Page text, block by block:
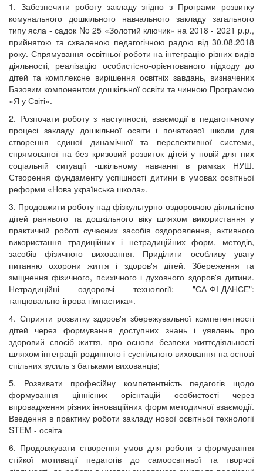
1. Забезпечити роботу закладу згідно з Програми розвитку
комунального дошкільного навчального закладу загального
типу ясла - садок No 25 «Золотий ключик» на 2018 - 2021 p.p.,
прийнятою та схваленою педагогічною радою від 30.08.2018
року. Спрямування освітньої роботи на інтеграцію різних видів
діяльності, реалізацію особистісно-орієнтованого підходу до
дітей та комплексне вирішення освітніх завдань, визначених
Базовим компонентом дошкільної освіти та чинною Програмою
«Я у Світі».
2. Розпочати роботу з наступності, взаємодії в педагогічному
процесі закладу дошкільної освіти і початкової школи для
створення єдиної динамічної та перспективної системи,
спрямованої на без кризовий розвиток дітей у новій для них
соціальній ситуації -шкільному навчанні в рамках НУШ.
Створення фундаменту успішності дитини в умовах освітньої
реформи «Нова українська школа».
3. Продовжити роботу над фізкультурно-оздоровчою діяльністю
дітей раннього та дошкільного віку шляхом використання у
практичній роботі сучасних засобів оздоровлення, активного
використання традиційних і нетрадиційних форм, методів,
засобів фізичного виховання. Приділити особливу увагу
питанню охорони життя і здоров'я дітей. Збереження та
зміцнення фізичного, психічного і духовного здоров'я дитини.
Нетрадиційні оздоровчі технології: "СА-ФІ-ДАНСЕ":
танцювально-ігрова гімнастика».
4. Сприяти розвитку здоров'я збережувальної компетентності
дітей через формування доступних знань і уявлень про
здоровий спосіб життя, про основи безпеки життєдіяльності
шляхом інтеграції родинного і суспільного виховання на основі
спільних зусиль з батьками вихованців;
5. Розвивати професійну компетентність педагогів щодо
формування ціннісних орієнтацій особистості через
впровадження різних інноваційних форм методичної взаємодії.
Введення в практику роботи закладу нової освітньої технології
STEM - освіта
6. Продовжувати створення умов для роботи з формування
стійкої мотивації педагогів до самоосвітньої та творчої